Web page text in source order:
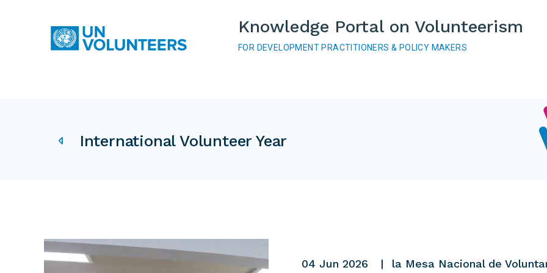
Knowledge Portal on Volunteerism
FOR DEVELOPMENT PRACTITIONERS & POLICY MAKERS
IVY related pages
International Volunteer Year
04 Jun 2026 la Mesa Nacional de